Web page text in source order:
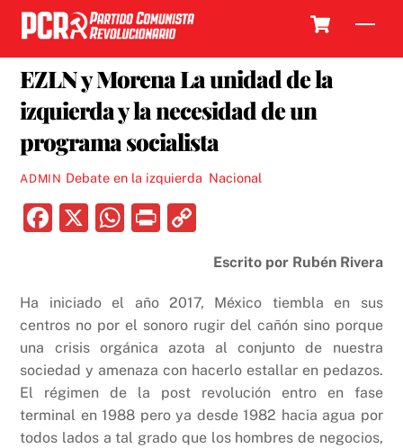
Skip
content
EZLN y Morena La unidad de la
izquierda y la necesidad de un
programa socialista
ADMIN Debate en la izquierda Nacional
F
e
b
o
o
k
X
W
s
A
p
p
P
y
Li
n
k
Escrito por Rubén Rivera
Ha iniciado el año 2017, México tiembla en sus
centros no por el sonoro rugir del cañón sino porque
una crisis orgánica azota al conjunto de nuestra
sociedad y amenaza con hacerlo estallar en pedazos.
El régimen de la post revolución entro en fase
terminal en 1988 pero ya desde 1982 hacia agua por
todos lados a tal grado que los hombres de negocios,